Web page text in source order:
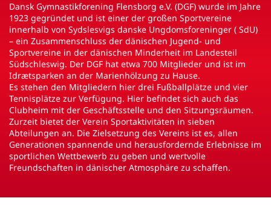
Dansk Gymnastikforening Flensborg e.V. (DGF) wurde im Jahre
1923 gegründet und ist einer der großen Sportvereine
innerhalb von Sydslesvigs danske Ungdomsforeninger ( SdU)
– ein Zusammenschluss der dänischen Jugend- und
Sportvereine in der dänischen Minderheit im Landesteil
Südschleswig. Der DGF hat etwa 700 Mitglieder und ist im
Idrætsparken an der Marienhölzung zu Hause.
Es stehen den Mitgliedern hier drei Fußballplätze und vier
Tennisplätze zur Verfügung. Hier befindet sich auch das
Clubheim mit der Geschäftsstelle und den Sitzungsräumen.
Zurzeit bietet der Verein Sportaktivitäten in sieben
Abteilungen an. Die Zielsetzung des Vereins ist es, allen
Generationen spannende und herausfordernde Erlebnisse im
sportlichen Wettbewerb zu geben und wertvolle
Freundschaften in dänischer Atmosphäre zu schaffen.